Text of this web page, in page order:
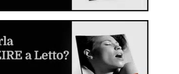
Sesso Anale per la Prima Volta
La guida step by step per sverginarla dal
culo